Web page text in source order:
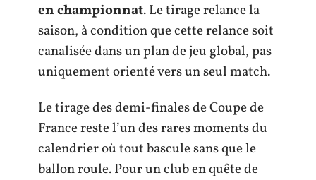
en championnat. Le tirage relance la
saison, à condition que cette relance soit
canalisée dans un plan de jeu global, pas
uniquement orienté vers un seul match.
Le tirage des demi-finales de Coupe de
France reste l’un des rares moments du
calendrier où tout bascule sans que le
ballon roule. Pour un club en quête de